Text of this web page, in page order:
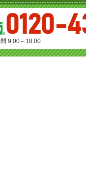
0120-
9:00～18:00